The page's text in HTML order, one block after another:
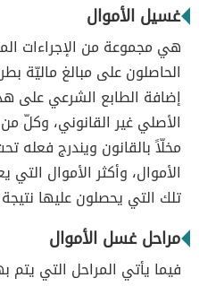
غسيل الأموال
هي مجموعة من الإجراءات
الحاصلون على مبالغ ماليّة
إضافة الطابع الشرعي على
الأصلي غير القانوني، وكلّ
مخلّاً بالقانون ويندرج فعله
الأموال، وأكثر الأموال
تلك التي يحصلون عليها
مراحل غسل الأموال
فيما يأتي المراحل التي يتم